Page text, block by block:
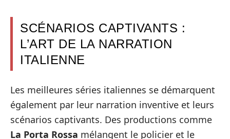
SCÉNARIOS CAPTIVANTS :
L’ART DE LA NARRATION
ITALIENNE
Les meilleures séries italiennes se démarquent
également par leur narration inventive et leurs
scénarios captivants. Des productions comme
La Porta Rossa mélangent le policier et le